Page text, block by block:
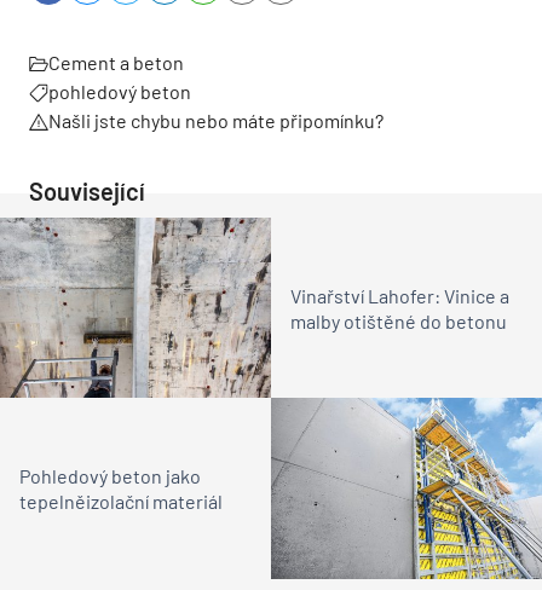
Cement a beton
pohledový beton
Našli jste chybu nebo máte připomínku?
Související
Vinařství Lahofer: Vinice a
malby otištěné do betonu
Pohledový beton jako
tepelněizolační materiál